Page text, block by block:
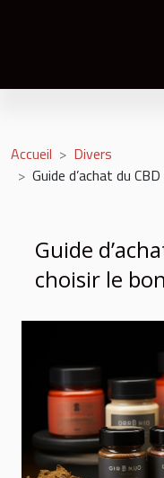
Accueil
Divers
Guide d’achat du
Guide
choisir le